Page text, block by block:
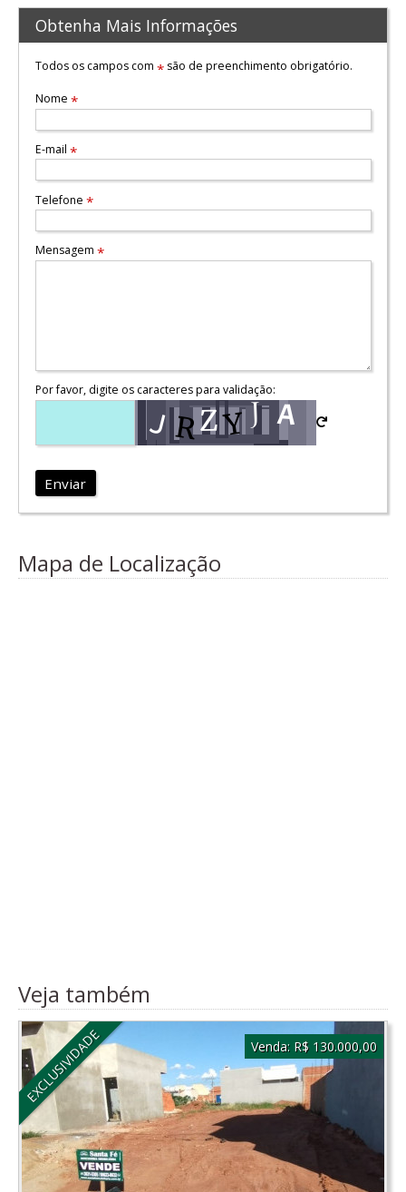
Obtenha Mais Informações
Todos os campos com *são de preenchimento obrigatório.
Nome *
E-mail *
Telefone *
Mensagem *
Por favor, digite os caracteres para validação:
Enviar
Mapa de Localização
Veja também
EXCLUSIVIDADE Venda: R$ 130.000,00